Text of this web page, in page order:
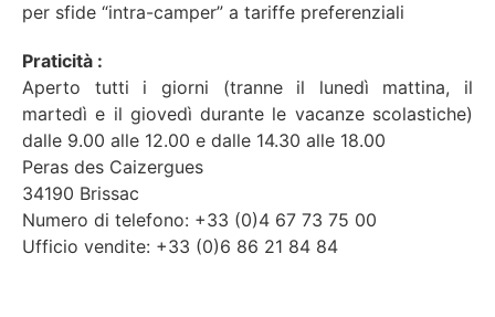
per sfide “intra-camper” a tariffe preferenziali
Praticità :
Aperto tutti i giorni (tranne il lunedì mattina, il
martedì e il giovedì durante le vacanze scolastiche)
dalle 9.00 alle 12.00 e dalle 14.30 alle 18.00
Peras des Caizergues
34190 Brissac
Numero di telefono: +33 (0)4 67 73 75 00
Ufficio vendite: +33 (0)6 86 21 84 84